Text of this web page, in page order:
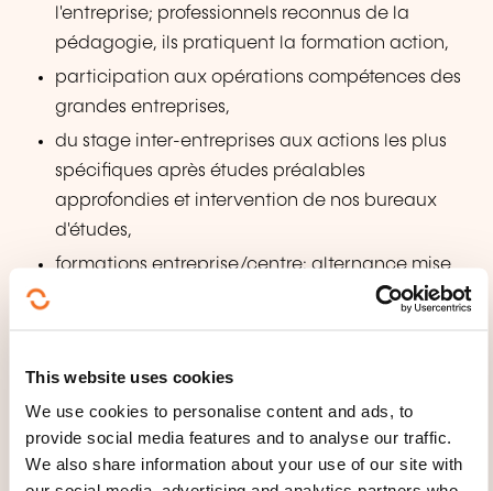
This website uses cookies
We use cookies to personalise content and ads, to
provide social media features and to analyse our traffic.
We also share information about your use of our site with
l'entreprise; professionnels reconnus de la
pédagogie, ils pratiquent la formation action,
participation aux opérations compétences des
grandes entreprises,
du stage inter-entreprises aux actions les plus
spécifiques après études préalables
approfondies et intervention de nos bureaux
d'études,
formations entreprise/centre: alternance mise
TRAINING DOMAINS
Communication, Multimedia